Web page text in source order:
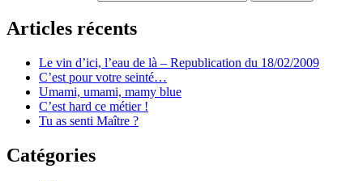
Articles récents
Le vin d’ici, l’eau de là – Republication du 18/02/2009
C’est pour votre seinté…
Umami, umami, mamy blue
C’est hard ce métier !
Tu as senti Maître ?
Catégories